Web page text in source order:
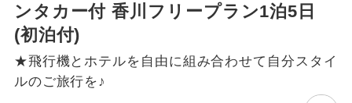
ンタカー付 香川フリープラン1泊5日
(初泊付)
★飛行機とホテルを自由に組み合わせて自分スタイ
ルのご旅行を♪
現地添乗員同
行
バスガイド乗
航空会社が設定する「個人包括旅行運
賃」を利用したツアーです。
お申し込み時期・ご利用便の空席状況に
よって料金が変動いたします。